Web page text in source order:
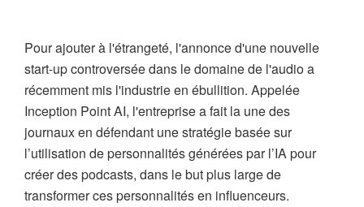
Pour ajouter à l'étrangeté, l'annonce d'une nouvelle
start-up controversée dans le domaine de l'audio a
récemment mis l'industrie en ébullition. Appelée
Inception Point AI, l'entreprise a fait la une des
journaux en défendant une stratégie basée sur
l’utilisation de personnalités générées par l’IA pour
créer des podcasts, dans le but plus large de
transformer ces personnalités en influenceurs.